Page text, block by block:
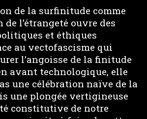
de la surfinitude comme
l’étrangeté ouvre des
et éthiques
au vectofascisme qui
l’angoisse de la finitude
avant technologique, elle
une célébration naïve de la
une plongée vertigineuse
constitutive de notre